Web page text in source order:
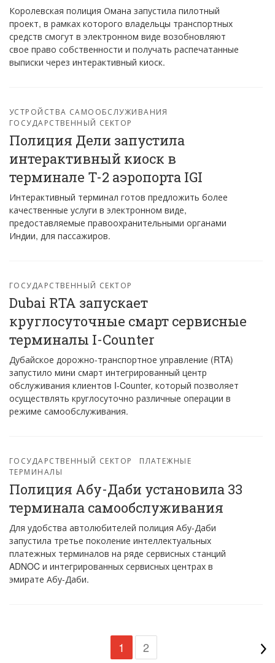
Королевская полиция Омана запустила пилотный
проект, в рамках которого владельцы транспортных
средств смогут в электронном виде возобновляют
свое право собственности и получать распечатанные
выписки через интерактивный киоск.
УСТРОЙСТВА САМООБСЛУЖИВАНИЯ
ГОСУДАРСТВЕННЫЙ СЕКТОР
Полиция Дели запустила
интерактивный киоск в
терминале T-2 аэропорта IGI
Интерактивный терминал готов предложить более
качественные услуги в электронном виде,
предоставляемые правоохранительными органами
Индии, для пассажиров.
ГОСУДАРСТВЕННЫЙ СЕКТОР
Dubai RTA запускает
круглосуточные смарт сервисные
терминалы I-Counter
Дубайское дорожно-транспортное управление (RTA)
запустило мини смарт интегрированный центр
обслуживания клиентов I-Counter, который позволяет
осуществлять круглосуточно различные операции в
режиме самообслуживания.
ГОСУДАРСТВЕННЫЙ СЕКТОР
ПЛАТЕЖНЫЕ
ТЕРМИНАЛЫ
Полиция Абу-Даби установила 33
терминала самообслуживания
Для удобства автолюбителей полиция Абу-Даби
запустила третье поколение интеллектуальных
платежных терминалов на ряде сервисных станций
ADNOC и интегрированных сервисных центрах в
эмирате Абу-Даби.
1 2